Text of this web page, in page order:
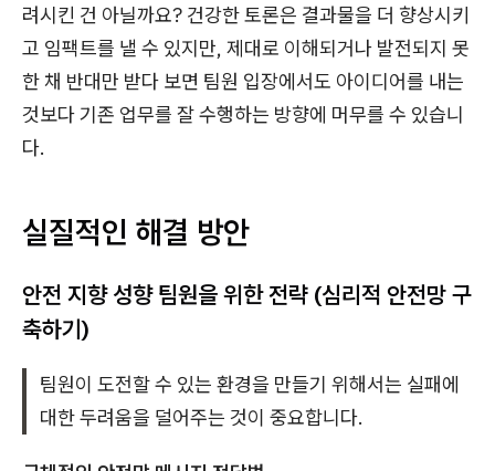
려시킨 건 아닐까요? 건강한 토론은 결과물을 더 향상시키
고 임팩트를 낼 수 있지만, 제대로 이해되거나 발전되지 못
한 채 반대만 받다 보면 팀원 입장에서도 아이디어를 내는
것보다 기존 업무를 잘 수행하는 방향에 머무를 수 있습니
다.
실질적인 해결 방안
안전 지향 성향 팀원을 위한 전략 (심리적 안전망 구
축하기)
팀원이 도전할 수 있는 환경을 만들기 위해서는 실패에
대한 두려움을 덜어주는 것이 중요합니다.